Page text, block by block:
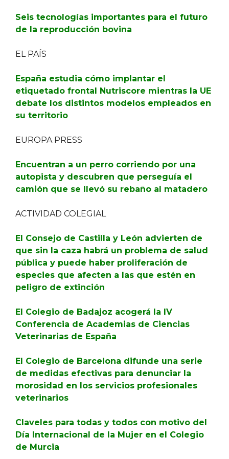
Seis tecnologías importantes para el futuro
de la reproducción bovina
EL PAÍS
España estudia cómo implantar el
etiquetado frontal Nutriscore mientras la UE
debate los distintos modelos empleados en
su territorio
EUROPA PRESS
Encuentran a un perro corriendo por una
autopista y descubren que perseguía el
camión que se llevó su rebaño al matadero
ACTIVIDAD COLEGIAL
El Consejo de Castilla y León advierten de
que sin la caza habrá un problema de salud
pública y puede haber proliferación de
especies que afecten a las que estén en
peligro de extinción
El Colegio de Badajoz acogerá la IV
Conferencia de Academias de Ciencias
Veterinarias de España
El Colegio de Barcelona difunde una serie
de medidas efectivas para denunciar la
morosidad en los servicios profesionales
veterinarios
Claveles para todas y todos con motivo del
Día Internacional de la Mujer en el Colegio
de Murcia